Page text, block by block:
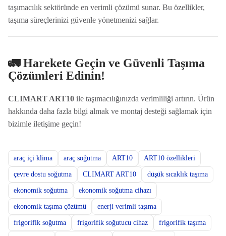
taşımacılık sektöründe en verimli çözümü sunar. Bu özellikler,
taşıma süreçlerinizi güvenle yönetmenizi sağlar.
🚛 Harekete Geçin ve Güvenli Taşıma
Çözümleri Edinin!
CLIMART ART10ile taşımacılığınızda verimliliği artırın. Ürün
hakkında daha fazla bilgi almak ve montaj desteği sağlamak için
bizimle iletişime geçin!
araç içi klima araç soğutma ART10 ART10 özellikleri
çevre dostu soğutma CLIMART ART10 düşük sıcaklık taşıma
ekonomik soğutma ekonomik soğutma cihazı
ekonomik taşıma çözümü enerji verimli taşıma
frigorifik soğutma frigorifik soğutucu cihaz frigorifik taşıma